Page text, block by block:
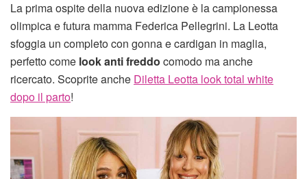
La prima ospite della nuova edizione è la campionessa
olimpica e futura mamma Federica Pellegrini. La Leotta
sfoggia un completo con gonna e cardigan in maglia,
perfetto come look anti freddo comodo ma anche
ricercato. Scoprite anche Diletta Leotta look total white
dopo il parto!